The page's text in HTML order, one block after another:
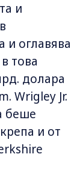
и
и оглавява
това
долара
Wrigley Jr.
беше
и от